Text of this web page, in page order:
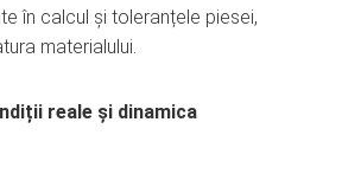
în calcul și toleranțele piesei,
materialului.
reale și dinamica